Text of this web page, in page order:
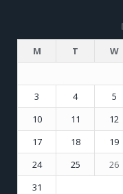
M
T W
3
4 5
10
11 12
17
18 19
24
25 26
31